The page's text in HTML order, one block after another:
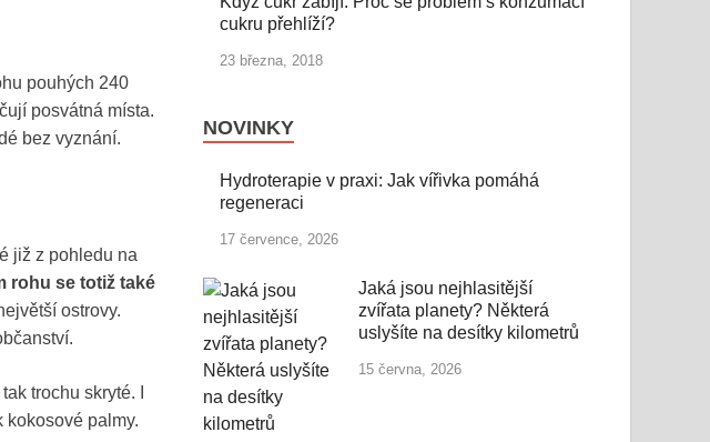
pouhých 240
posvátná místa.
bez vyznání.
již z pohledu na
rohu se totiž také
ostrovy.
trochu skryté. I
kokosové palmy.
cukru přehlíží?
23 března, 2018
NOVINKY
Hydroterapie v praxi: Jak vířivka pomáhá
regeneraci
17 července, 2026
Jaká jsou nejhlasitější
zvířata planety? Některá
uslyšíte na desítky kilometrů
15 června, 2026